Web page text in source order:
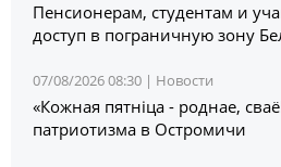
Пенсионерам, студентам и
доступ в пограничную зону
07/08/2026 08:30 | Новости
«Кожная пятніца - роднае,
патриотизма в Остромичи